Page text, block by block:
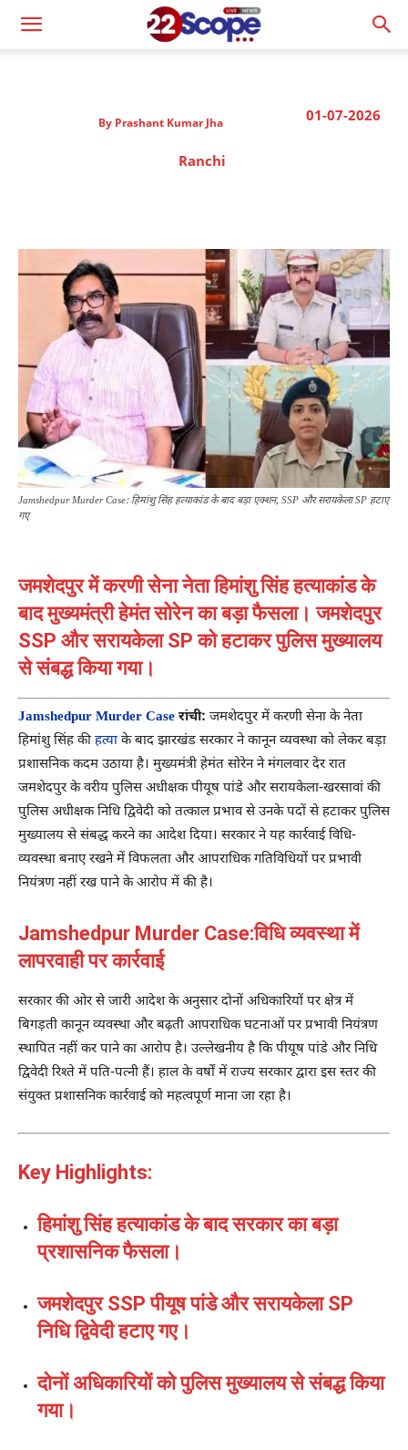
01-07-2026
By Prashant Kumar Jha
Ranchi
Jamshedpur Murder Case: हिमांशु सिंह हत्याकांड के बाद बड़ा एक्शन, SSP और सरायकेला SP हटाए
गए
जमशेदपुर में करणी सेना नेता हिमांशु सिंह हत्याकांड के
बाद मुख्यमंत्री हेमंत सोरेन का बड़ा फैसला। जमशेदपुर
SSP और सरायकेला SP को हटाकर पुलिस मुख्यालय
से संबद्ध किया गया।
Jamshedpur Murder Case रांची: जमशेदपुर में करणी सेना के नेता
हिमांशु सिंह की हत्याके बाद झारखंड सरकार ने कानून व्यवस्था को लेकर बड़ा
प्रशासनिक कदम उठाया है। मुख्यमंत्री हेमंत सोरेन ने मंगलवार देर रात
जमशेदपुर के वरीय पुलिस अधीक्षक पीयूष पांडे और सरायकेला-खरसावां की
पुलिस अधीक्षक निधि द्विवेदी को तत्काल प्रभाव से उनके पदों से हटाकर पुलिस
मुख्यालय से संबद्ध करने का आदेश दिया। सरकार ने यह कार्रवाई विधि-
व्यवस्था बनाए रखने में विफलता और आपराधिक गतिविधियों पर प्रभावी
नियंत्रण नहीं रख पाने के आरोप में की है।
Jamshedpur Murder Case:विधि व्यवस्था में
लापरवाही पर कार्रवाई
सरकार की ओर से जारी आदेश के अनुसार दोनों अधिकारियों पर क्षेत्र में
बिगड़ती कानून व्यवस्था और बढ़ती आपराधिक घटनाओं पर प्रभावी नियंत्रण
स्थापित नहीं कर पाने का आरोप है। उल्लेखनीय है कि पीयूष पांडे और निधि
द्विवेदी रिश्ते में पति-पत्नी हैं। हाल के वर्षों में राज्य सरकार द्वारा इस स्तर की
संयुक्त प्रशासनिक कार्रवाई को महत्वपूर्ण माना जा रहा है।
Key Highlights:
हिमांशु सिंह हत्याकांड के बाद सरकार का बड़ा
प्रशासनिक फैसला।
जमशेदपुर SSP पीयूष पांडे और सरायकेला SP
निधि द्विवेदी हटाए गए।
दोनों अधिकारियों को पुलिस मुख्यालय से संबद्ध किया
गया।